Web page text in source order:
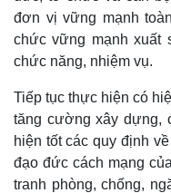
đơn vị vững mạnh
chức vững mạnh xuất
chức năng, nhiệm vụ.
Tiếp tục thực hiện có
tăng cường xây dựng,
hiện tốt các quy định
đạo đức cách mạng
tranh phòng, chống,